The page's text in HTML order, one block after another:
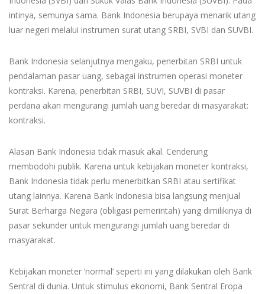
intinya, semunya sama. Bank Indonesia berupaya menarik utang
luar negeri melalui instrumen surat utang SRBI, SVBI dan SUVBI.
Bank Indonesia selanjutnya mengaku, penerbitan SRBI untuk
pendalaman pasar uang, sebagai instrumen operasi moneter
kontraksi. Karena, penerbitan SRBI, SUVI, SUVBI di pasar
perdana akan mengurangi jumlah uang beredar di masyarakat:
kontraksi.
Alasan Bank Indonesia tidak masuk akal. Cenderung
membodohi publik. Karena untuk kebijakan moneter kontraksi,
Bank Indonesia tidak perlu menerbitkan SRBI atau sertifikat
utang lainnya. Karena Bank Indonesia bisa langsung menjual
Surat Berharga Negara (obligasi pemerintah) yang dimilikinya di
pasar sekunder untuk mengurangi jumlah uang beredar di
masyarakat.
Kebijakan moneter ‘normal’ seperti ini yang dilakukan oleh Bank
Sentral di dunia. Untuk stimulus ekonomi, Bank Sentral Eropa